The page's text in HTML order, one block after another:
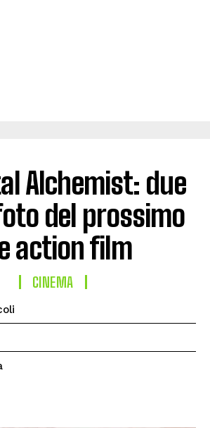
Alchemist: due
del prossimo
action film
CINEMA